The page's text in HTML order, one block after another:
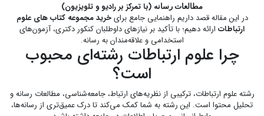
مطالعات رسانه (با تمرکز بر رادیو و تلویزیون)
در این مقاله قصد داریم راهنمایی جامع برایخرید مجموعه کتاب های علوم
ارتباطات ارائه دهیم؛ با تأکید بر نیازهای داوطلبان کنکور دکتری، آزمون‌های
استخدامی و علاقه‌مندان به رسانه.
چرا علوم ارتباطات رشته‌ای محبوب
است؟
رشته علوم ارتباطات، ترکیبی از نظریه‌های ارتباط، جامعه‌شناسی، مطالعات رسانه و
تحلیل محتوا است. این رشته به شما کمک می‌کند تا درک عمیق‌تری از رسانه‌ها،